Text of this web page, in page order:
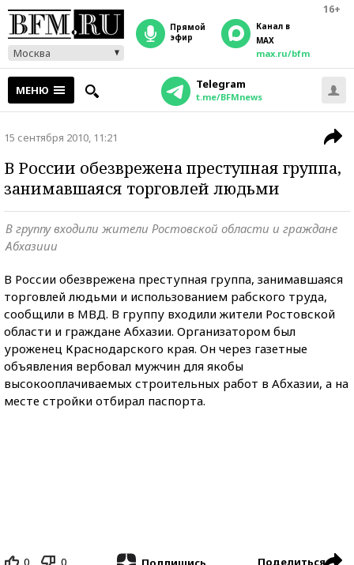
16+
Москва
прямой
эфир
Канал в
MAX
max.ru/bfm
МЕНЮ Telegram
t.me/BFMnews
15 сентября 2010, 11:21
В России обезврежена преступная группа,
занимавшаяся торговлей людьми
В группу входили жители Ростовской области и граждане
Абхазиии
В России обезврежена преступная группа, занимавшаяся
торговлей людьми и использованием рабского труда,
сообщили в МВД. В группу входили жители Ростовской
области и граждане Абхазии. Организатором был
уроженец Краснодарского края. Он через газетные
объявления вербовал мужчин для якобы
высокооплачиваемых строительных работ в Абхазии, а на
месте стройки отбирал паспорта.
0 0 Поделиться